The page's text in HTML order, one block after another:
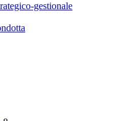
gestionale